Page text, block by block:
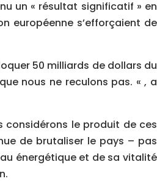
un « résultat significatif » en
européenne s’efforçaient de
50 milliards de dollars du
nous ne reculons pas. « , a
considérons le produit de ces
de brutaliser le pays – pas
énergétique et de sa vitalité